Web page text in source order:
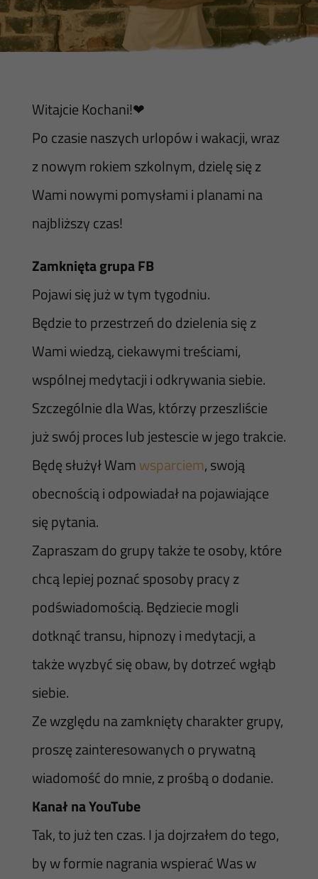
Witajcie Kochani!❤
Po czasie naszych urlopów i wakacji, wraz
z nowym rokiem szkolnym, dzielę się z
Wami nowymi pomysłami i planami na
najbliższy czas!
Zamknięta grupa FB
Pojawi się już w tym tygodniu.
Będzie to przestrzeń do dzielenia się z
Wami wiedzą, ciekawymi treściami,
wspólnej medytacji i odkrywania siebie.
Szczególnie dla Was, którzy przeszliście
już swój proces lub jestescie w jego trakcie.
Będę służył Wamwsparciem, swoją
obecnością i odpowiadał na pojawiające
się pytania.
Zapraszam do grupy także te osoby, które
chcą lepiej poznać sposoby pracy z
podświadomością. Będziecie mogli
dotknąć transu, hipnozy i medytacji, a
także wyzbyć się obaw, by dotrzeć wgłąb
siebie.
Ze względu na zamknięty charakter grupy,
proszę zainteresowanych o prywatną
wiadomość do mnie, z prośbą o dodanie.
Kanał na YouTube
Tak, to już ten czas. I ja dojrzałem do tego,
by w formie nagrania wspierać Was w